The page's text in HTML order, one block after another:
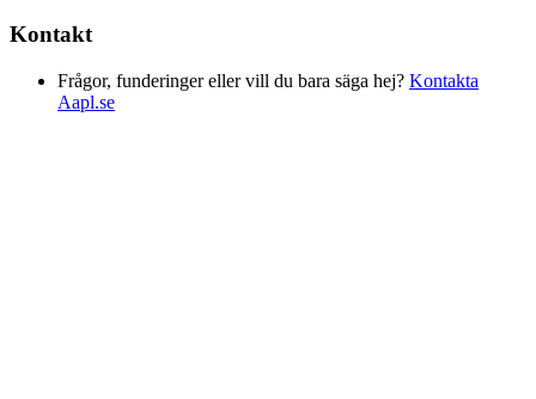
Kontakt
Frågor, funderinger eller vill du bara säga hej? Kontakta
Aapl.se